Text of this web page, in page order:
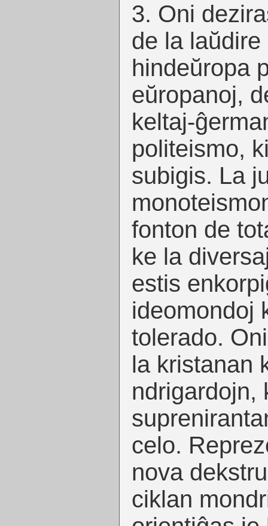
3. Oni
de la laŭdire
hindeŭropa
eŭropanoj,
keltaj-
politeismo,
subigis. La
fonton de
ke la
estis
ideomondoj
tolerado.
la kristanan
ndrigardojn,
celo.
nova
ciklan